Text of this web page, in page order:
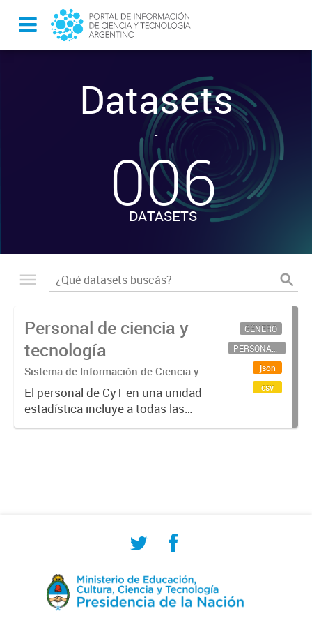
Datasets
-
006
DATASETS
Personal de ciencia y
tecnología
Sistema de Información de Ciencia y
Tecnología Argentino (SICYTAR)
El personal de CyT en una unidad
estadística incluye a todas las
personas involucradas
GÉNERO
PERSONAL CIENTÍFICO-TECNOLÓGICO
json
csv